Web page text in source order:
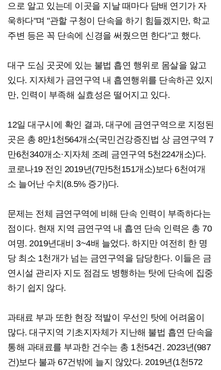
으로 알고 있는데 이곳을 지날 때마다 담배 연기가 자
욱하다"며 "관할 구청이 단속을 하기 힘들겠지만, 학교
주변 등은 꼭 단속에 신경을 써줬으면 한다"고 했다.
대구 도심 곳곳에 있는 불법 흡연 행위로 몸살을 앓고
있다. 지자체가 금연구역 내 흡연행위를 단속하곤 있지
만, 인력이 부족해 실효성은 떨어지고 있다.
12일 대구시에 확인 결과, 대구에 금연구역으로 지정된
곳은 총 8만1천564개소(국민건강증진법 상 금연구역 7
만6천340개소·지자체 조례 금연구역 5천224개소)다.
코로나19 전인 2019년(7만5천151개소)보다 6천여개
소 늘어난 수치(8.5% 증가)다.
문제는 전체 금연구역에 비해 단속 인력이 부족하다는
점이다. 현재 지역 금연구역 내 흡연 단속 인력은 총 70
여명. 2019년대비 3~4배 늘었다. 하지만 여전히 한 명
당 최소 1천개가 넘는 금연구역을 담당한다. 이들은 금
연시설 관리자 지도 점검도 병행하는 탓에 단속에 집중
하기 쉽지 않다.
과태료 부과 또한 현장 적발이 우선인 탓에 어려움이
많다. 대구지역 기초지자체가 지난해 불법 흡연 단속을
통해 과태료를 부과한 건수는 총 1천54건. 2023년(987
건)보다 불과 67건밖에 늘지 않았다. 2019년(1천572